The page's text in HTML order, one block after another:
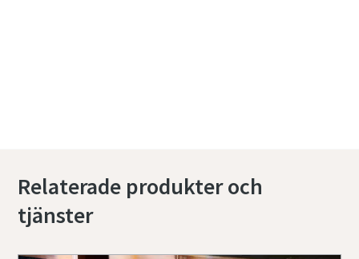
Relaterade produkter och
tjänster